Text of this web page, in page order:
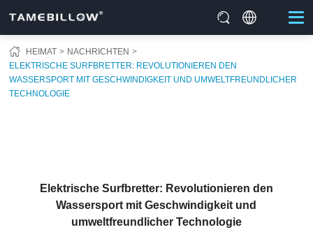
HEIMAT
NACHRICHTEN
ELEKTRISCHE SURFBRETTER: REVOLUTIONIEREN DEN
WASSERSPORT MIT GESCHWINDIGKEIT UND UMWELTFREUNDLICHER
TECHNOLOGIE
Elektrische Surfbretter: Revolutionieren den
Wassersport mit Geschwindigkeit und
umweltfreundlicher Technologie